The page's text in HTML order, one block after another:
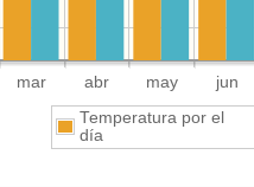
mar abr may jun
Temperatura por el
día